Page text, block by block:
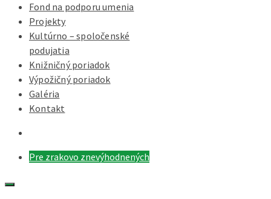
Fond na podporu umenia
Projekty
Kultúrno – spoločenské
podujatia
Knižničný poriadok
Výpožičný poriadok
Galéria
Kontakt
Pre zrakovo znevýhodnených